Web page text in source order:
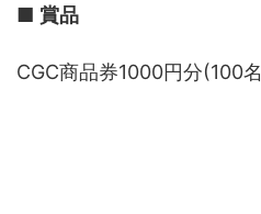
■ 賞品
CGC商品券1000円分(100名